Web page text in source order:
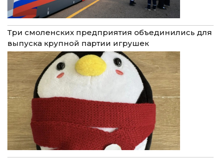
Три смоленских предприятия объединились для
выпуска крупной партии игрушек